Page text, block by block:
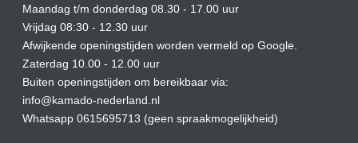
Maandag t/m donderdag 08.30 - 17.00 uur
Vrijdag 08:30 - 12.30 uur
Afwijkende openingstijden worden vermeld op Google.
Zaterdag 10.00 - 12.00 uur
Buiten openingstijden om bereikbaar via:
info@kamado-nederland.nl
Whatsapp 0615695713 (geen spraakmogelijkheid)